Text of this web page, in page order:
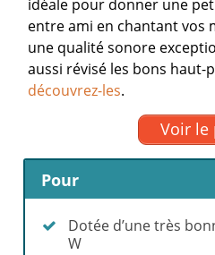
idéale pour donner une
entre ami en chantant vos
une qualité sonore
aussi révisé les bons haut-
découvrez-les.
Voir le
Pour
Dotée d’une très
W